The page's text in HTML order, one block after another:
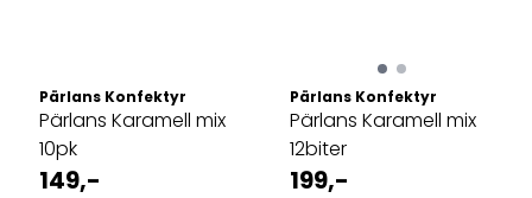
Pärlans Konfektyr
Pärlans Karamell mix
10pk
149,-
Pärlans Konfektyr
Pärlans Karamell mix
12biter
199,-